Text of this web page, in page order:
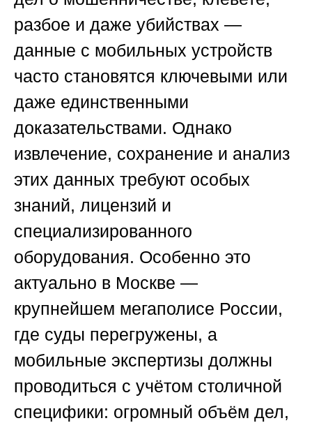
разбое и даже убийствах —
данные с мобильных устройств
часто становятся ключевыми или
даже единственными
доказательствами. Однако
извлечение, сохранение и анализ
этих данных требуют особых
знаний, лицензий и
специализированного
оборудования. Особенно это
актуально в Москве —
крупнейшем мегаполисе России,
где суды перегружены, а
мобильные экспертизы должны
проводиться с учётом столичной
специфики: огромный объём дел,